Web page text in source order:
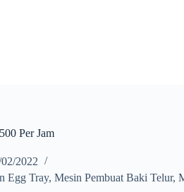
Per Jam
2022
Egg Tray, Mesin Pembuat Baki Telur,